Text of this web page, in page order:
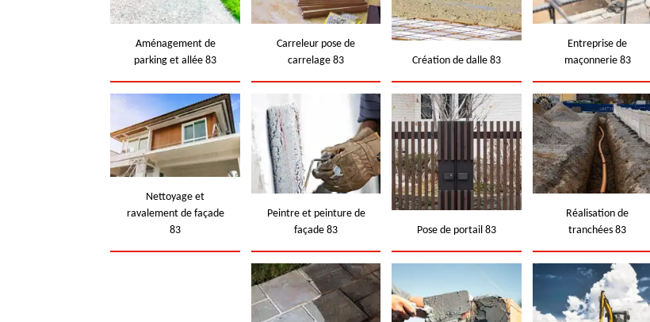
Aménagement de
parking et allée 83
Carreleur pose de
carrelage 83
Création de dalle 83
Entreprise de
maçonnerie 83
Nettoyage et
ravalement de façade
83
Peintre et peinture de
façade 83
Pose de portail 83
Réalisation de
tranchées 83